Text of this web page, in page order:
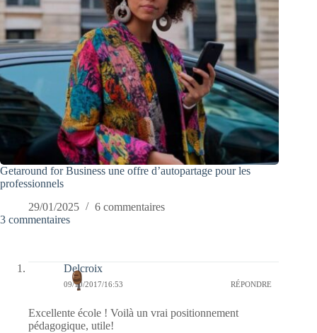
Getaround for Business une offre d’autopartage pour les
professionnels
29/01/2025
6 commentaires
3 commentaires
Delcroix
09/10/2017/16:53 RÉPONDRE
Excellente école ! Voilà un vrai positionnement
pédagogique, utile!